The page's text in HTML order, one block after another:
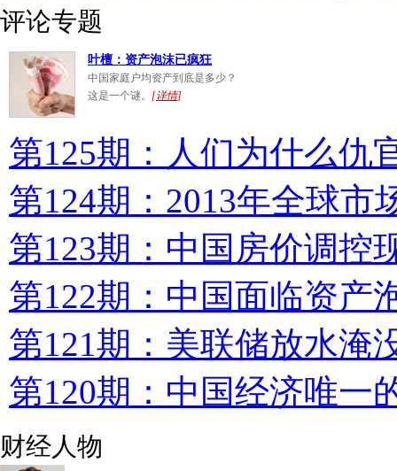
评论专题
叶檀：资产泡沫已疯狂
中国家庭户均资产到底是多少？
这是一个谜。 [详情]
第125期：人们为什么仇
第124期：2013年全球市
第123期：中国房价调控
第122期：中国面临资产
第121期：美联储放水淹
第120期：中国经济唯一
财经人物